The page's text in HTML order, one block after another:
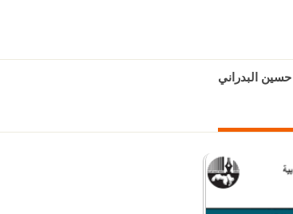
البدراني